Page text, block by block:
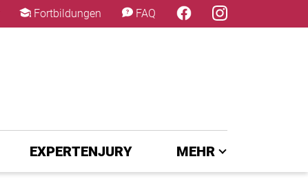
Fortbildungen FAQ
EXPERTENJURY MEHR
×